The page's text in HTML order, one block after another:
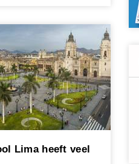
Lima heeft veel